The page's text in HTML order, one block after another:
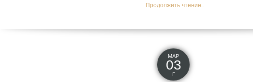
Продолжить чтение...
МАР
03
Г